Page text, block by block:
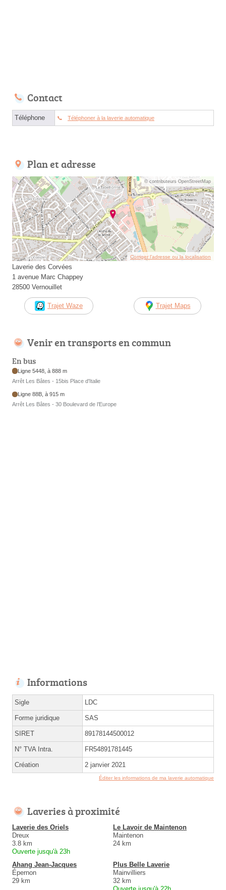
Contact
Téléphone Téléphoner à la laverie automatique
Plan et adresse
© contributeurs OpenStreetMap
Corriger l’adresse ou la localisation
Laverie des Corvées
1 avenue Marc Chappey
28500 Vernouillet
Trajet Waze Trajet Maps
Venir en transports en commun
En bus
Ligne 5448, à 888 m
Arrêt Les Bâtes - 15bis Place d'Italie
Ligne 88B, à 915 m
Arrêt Les Bâtes - 30 Boulevard de l’Europe
Informations
Sigle LDC
Forme juridique SAS
SIRET 89178144500012
N° TVA Intra. FR54891781445
Création 2 janvier 2021
Éditer les informations de ma laverie automatique
Laveries à proximité
Laverie des Oriels
Dreux
3.8 km
Ouverte jusqu'à 23h
Le Lavoir de Maintenon
Maintenon
24 km
Ahang Jean-Jacques
Épernon
29 km
Plus Belle Laverie
Mainvilliers
32 km